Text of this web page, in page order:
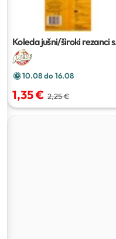
Koleda jušni/široki rezanci s
jajima
10.08 do 16.08
1,35 € 2,25 €